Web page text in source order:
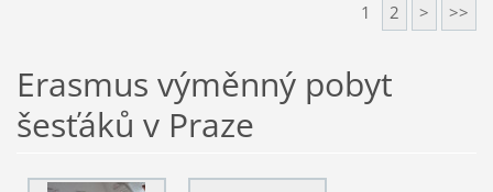
1 2 > >>
Erasmus výměnný pobyt
šesťáků v Praze